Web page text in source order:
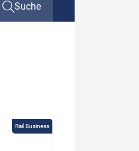
Suche
Rail Business